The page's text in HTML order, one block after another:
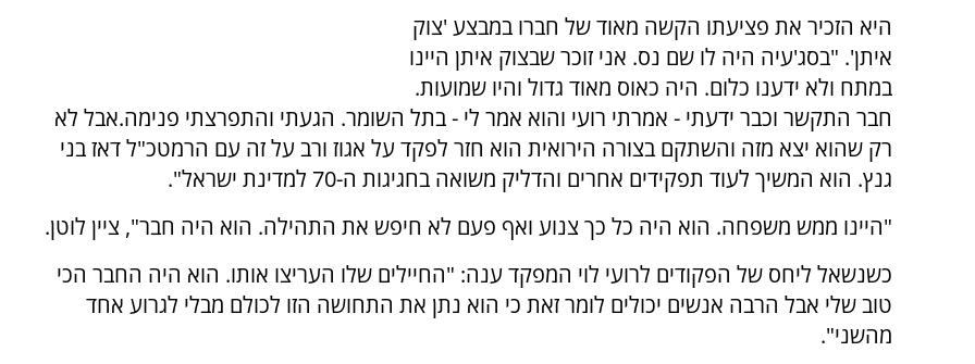
היא הזכיר את פציעתו הקשה מאוד של חברו במבצע 'צוק
איתן'. "בסג'עיה היה לו שם נס. אני זוכר שבצוק איתן היינו
במתח ולא ידענו כלום. היה כאוס מאוד גדול והיו שמועות.
חבר התקשר וכבר ידעתי - אמרתי רועי והוא אמר לי - בתל השומר. הגעתי והתפרצתי פנימה.אבל לא
רק שהוא יצא מזה והשתקם בצורה הירואית הוא חזר לפקד על אגוז ורב על זה עם הרמטכ"ל דאז בני
גנץ. הוא המשיך לעוד תפקידים אחרים והדליק משואה בחגיגות ה-70 למדינת ישראל".
"היינו ממש משפחה. הוא היה כל כך צנוע ואף פעם לא חיפש את התהילה. הוא היה חבר", ציין לוטן.
כשנשאל ליחס של הפקודים לרועי לוי המפקד ענה: "החיילים שלו העריצו אותו. הוא היה החבר הכי
טוב שלי אבל הרבה אנשים יכולים לומר זאת כי הוא נתן את התחושה הזו לכולם מבלי לגרוע אחד
מהשני".